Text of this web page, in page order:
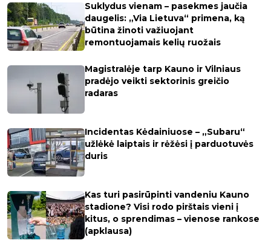
Suklydus vienam – pasekmes jaučia
daugelis: „Via Lietuva“ primena, ką
būtina žinoti važiuojant
remontuojamais kelių ruožais
Magistralėje tarp Kauno ir Vilniaus
pradėjo veikti sektorinis greičio
radaras
Incidentas Kėdainiuose – „Subaru“
užlėkė laiptais ir rėžėsi į parduotuvės
duris
Kas turi pasirūpinti vandeniu Kauno
stadione? Visi rodo pirštais vieni į
kitus, o sprendimas – vienose rankose
(apklausa)